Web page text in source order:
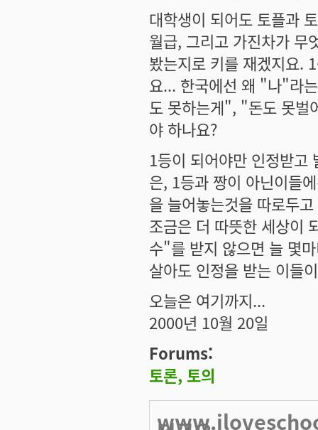
대학생이 되어도 토플과
월급, 그리고 가진차가 무
봤는지로 키를 재겠지요.
요... 한국에선 왜 "나"라
도 못하는게", "돈도 못벌
야 하나요?
1등이 되어야만 인정받고
은, 1등과 짱이 아닌이들
을 늘어놓는것을 따로두
조금은 더 따뜻한 세상이
수"를 받지 않으면 늘 몇
살아도 인정을 받는 이들
오늘은 여기까지...
2000년 10월 20일
Forums:
토론, 토의